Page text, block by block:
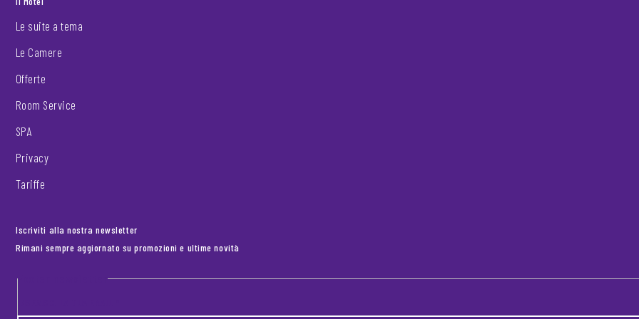
Le suite a tema
Le Camere
Offerte
Room Service
SPA
Privacy
Tariffe
Iscriviti alla nostra newsletter
Rimani sempre aggiornato su promozioni e ultime novità
Footer newsletter